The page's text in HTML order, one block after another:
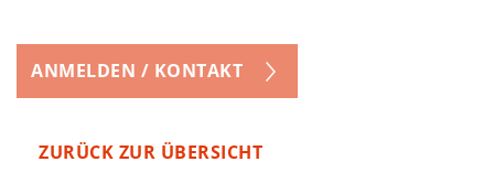
ANMELDEN / KONTAKT
ZURÜCK ZUR ÜBERSICHT